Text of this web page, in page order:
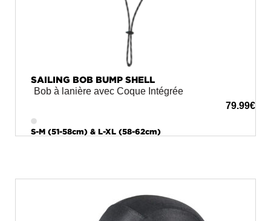
SAILING BOB BUMP SHELL
Bob à lanière avec Coque Intégrée
79.99€
S-M (51-58cm) & L-XL (58-62cm)